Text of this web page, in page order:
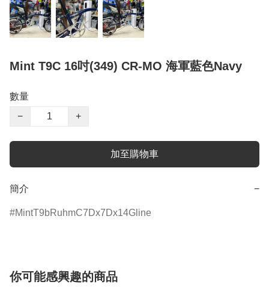
Mint T9C 16吋(349) CR-MO 海軍藍色Navy
數量
−
+
加至購物車
簡介 −
MintT9bRuhmC7Dx7Dx14Gline
你可能感興趣的商品